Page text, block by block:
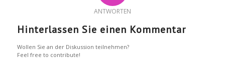
ANTWORTEN
Hinterlassen Sie einen Kommentar
Wollen Sie an der Diskussion teilnehmen?
Feel free to contribute!